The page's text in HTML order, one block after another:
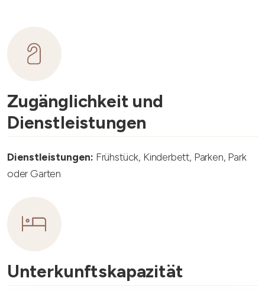
Zugänglichkeit und
Dienstleistungen
Dienstleistungen: Frühstück, Kinderbett, Parken, Park
oder Garten
Unterkunftskapazität